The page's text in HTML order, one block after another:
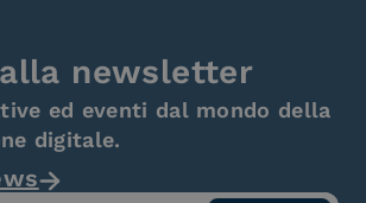
newsletter
ed eventi dal mondo della
digitale.